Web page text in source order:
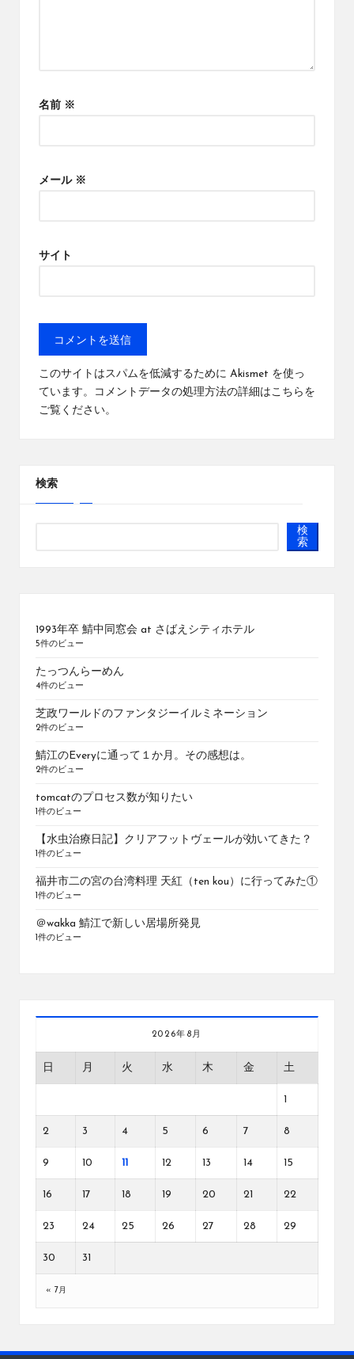
名前 ※
メール ※
サイト
このサイトはスパムを低減するために Akismet を使っ
ています。
コメントデータの処理方法の詳細はこちらを
ご覧ください。
検索
検
索
1993年卒 鯖中同窓会 at さばえシティホテル
5件のビュー
たっつんらーめん
4件のビュー
芝政ワールドのファンタジーイルミネーション
2件のビュー
鯖江のEveryに通って１か月。その感想は。
2件のビュー
tomcatのプロセス数が知りたい
1件のビュー
【水虫治療日記】クリアフットヴェールが効いてきた？
1件のビュー
福井市二の宮の台湾料理 天紅（ten kou）に行ってみた①
1件のビュー
＠wakka 鯖江で新しい居場所発見
1件のビュー
2026年8月
日 月 火 水 木 金 土
2 3 4 5 6 7 8
9 10 11 12 13 14 15
16 17 18 19 20 21 22
23 24 25 26 27 28 29
30 31
« 7月